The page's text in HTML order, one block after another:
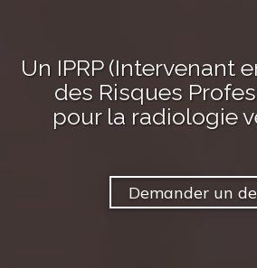
Un IPRP (Intervenant
des Risques
pour la radiologie
Demander un